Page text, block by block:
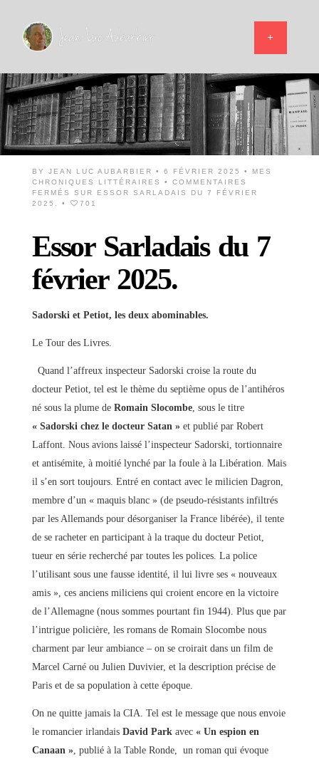
BY JEAN LUC AUBARBIER • 6 FÉVRIER 2025 •
MES
CHRONIQUES LITTÉRAIRES
• COMMENTAIRES
FERMÉS
SUR ESSOR SARLADAIS DU 7 FÉVRIER
2025.
• 701
Essor Sarladais du 7
février 2025.
Sadorski et Petiot, les deux abominables.
Le Tour des Livres.
Quand l’affreux inspecteur Sadorski croise la route du
docteur Petiot, tel est le thème du septième opus de l’antihéros
né sous la plume de Romain Slocombe, sous le titre
« Sadorski chez le docteur Satan »et publié par Robert
Laffont. Nous avions laissé l’inspecteur Sadorski, tortionnaire
et antisémite, à moitié lynché par la foule à la Libération. Mais
il s’en sort toujours. Entré en contact avec le milicien Dagron,
membre d’un « maquis blanc » (de pseudo-résistants infiltrés
par les Allemands pour désorganiser la France libérée), il tente
de se racheter en participant à la traque du docteur Petiot,
tueur en série recherché par toutes les polices. La police
l’utilisant sous une fausse identité, il lui livre ses « nouveaux
amis », ces anciens miliciens qui croient encore en la victoire
de l’Allemagne (nous sommes pourtant fin 1944). Plus que par
l’intrigue policière, les romans de Romain Slocombe nous
charment par leur ambiance – on se croirait dans un film de
Marcel Carné ou Julien Duvivier, et la description précise de
Paris et de sa population à cette époque.
On ne quitte jamais la CIA. Tel est le message que nous envoie
le romancier irlandais David Park avec « Un espion en
Canaan », publié à la Table Ronde, un roman qui évoque